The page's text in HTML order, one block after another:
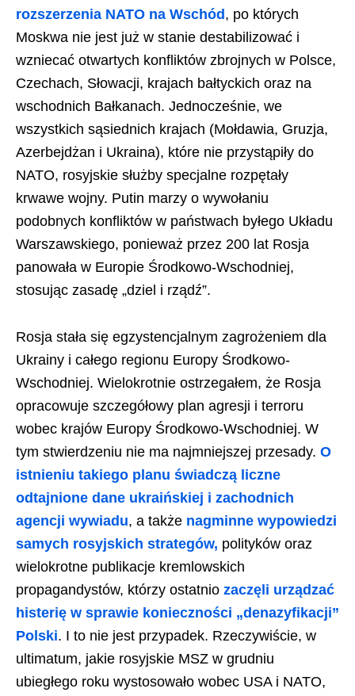
rozszerzenia NATO na Wschód , po których
Moskwa nie jest już w stanie destabilizować i
wzniecać otwartych konfliktów zbrojnych w Polsce,
Czechach, Słowacji, krajach bałtyckich oraz na
wschodnich Bałkanach. Jednocześnie, we
wszystkich sąsiednich krajach (Mołdawia, Gruzja,
Azerbejdżan i Ukraina), które nie przystąpiły do
NATO, rosyjskie służby specjalne rozpętały
krwawe wojny. Putin marzy o wywołaniu
podobnych konfliktów w państwach byłego Układu
Warszawskiego, ponieważ przez 200 lat Rosja
panowała w Europie Środkowo-Wschodniej,
stosując zasadę „dziel i rządź”.
Rosja stała się egzystencjalnym zagrożeniem dla
Ukrainy i całego regionu Europy Środkowo-
Wschodniej. Wielokrotnie ostrzegałem, że Rosja
opracowuje szczegółowy plan agresji i terroru
wobec krajów Europy Środkowo-Wschodniej. W
tym stwierdzeniu nie ma najmniejszej przesady. O
istnieniu takiego planu świadczą liczne
odtajnione dane ukraińskiej i zachodnich
agencji wywiadu, a także nagminne wypowiedzi
samych rosyjskich strategów, polityków oraz
wielokrotne publikacje kremlowskich
propagandystów, którzy ostatnio zaczęli urządzać
histerię w sprawie konieczności „denazyfikacji”
Polski. I to nie jest przypadek. Rzeczywiście, w
ultimatum, jakie rosyjskie MSZ w grudniu
ubiegłego roku wystosowało wobec USA i NATO,